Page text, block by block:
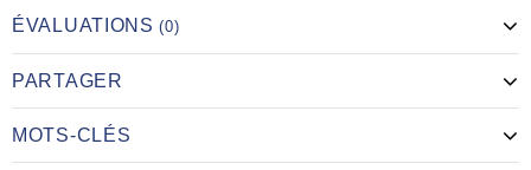
ÉVALUATIONS(0)
PARTAGER
MOTS-CLÉS